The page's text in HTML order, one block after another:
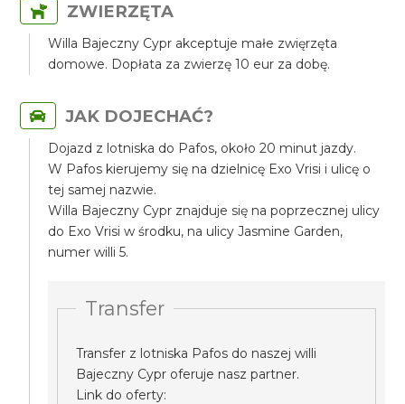
ZWIERZĘTA
Willa Bajeczny Cypr akceptuje małe zwięrzęta
domowe. Dopłata za zwierzę 10 eur za dobę.
JAK DOJECHAĆ?
Dojazd z lotniska do Pafos, około 20 minut jazdy.
W Pafos kierujemy się na dzielnicę Exo Vrisi i ulicę o
tej samej nazwie.
Willa Bajeczny Cypr znajduje się na poprzecznej ulicy
do Exo Vrisi w środku, na ulicy Jasmine Garden,
numer willi 5.
Transfer
Transfer z lotniska Pafos do naszej willi
Bajeczny Cypr oferuje nasz partner.
Link do oferty: